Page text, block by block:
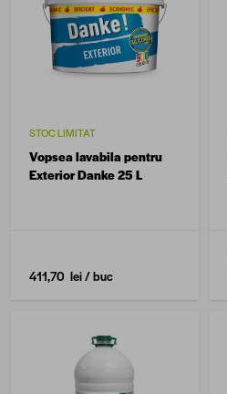
STOC LIMITAT
Vopsea lavabila pentru
Exterior Danke 25 L
411,70 lei/ buc